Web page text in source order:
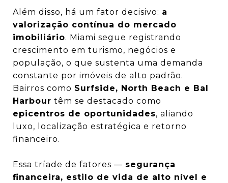
Além disso, há um fator decisivo: a
valorização contínua do mercado
imobiliário. Miami segue registrando
crescimento em turismo, negócios e
população, o que sustenta uma demanda
constante por imóveis de alto padrão.
Bairros como Surfside, North Beach e Bal
Harbour têm se destacado como
epicentros de oportunidades, aliando
luxo, localização estratégica e retorno
financeiro.
Essa tríade de fatores — segurança
financeira, estilo de vida de alto nível e